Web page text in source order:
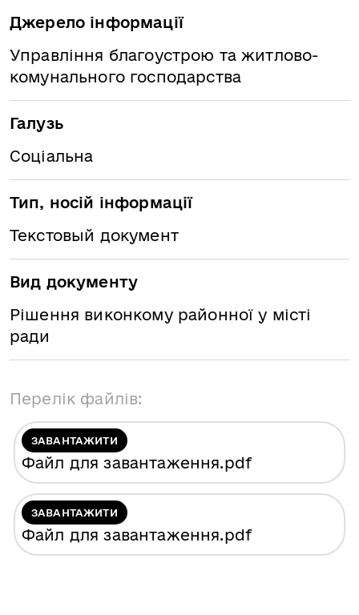
Джерело інформації
Управління благоустрою та житлово-
комунального господарства
Галузь
Соціальна
Тип, носій інформації
Текстовый документ
Вид документу
Рішення виконкому районної у місті
ради
Перелік файлів:
ЗАВАНТАЖИТИ
Файл для завантаження.pdf
ЗАВАНТАЖИТИ
Файл для завантаження.pdf